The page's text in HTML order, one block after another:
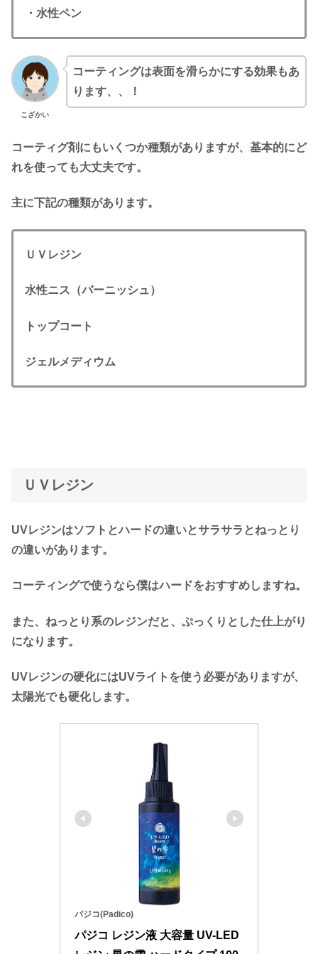
・水性ペン
こざかい
コーティングは表面を滑らかにする効果もあ
ります、、！
コーティグ剤にもいくつか種類がありますが、基本的にど
れを使っても大丈夫です。
主に下記の種類があります。
ＵＶレジン
水性ニス（バーニッシュ）
トップコート
ジェルメディウム
ＵＶレジン
UVレジンはソフトとハードの違いとサラサラとねっとり
の違いがあります。
コーティングで使うなら僕はハードをおすすめしますね。
また、ねっとり系のレジンだと、ぷっくりとした仕上がり
になります。
UVレジンの硬化にはUVライトを使う必要がありますが、
太陽光でも硬化します。
パジコ(Padico)
パジコ レジン液 大容量 UV-LED